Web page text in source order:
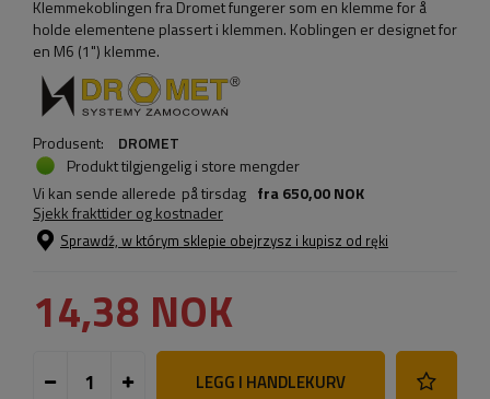
Klemmekoblingen fra Dromet fungerer som en klemme for å
holde elementene plassert i klemmen. Koblingen er designet for
en M6 (1") klemme.
Produsent:
DROMET
Produkt tilgjengelig i store mengder
Vi kan sende allerede på tirsdag fra650,00 NOK
Sjekk frakttider og kostnader
Sprawdź, w którym sklepie obejrzysz i kupisz od ręki
14,38 NOK
LEGG I HANDLEKURV